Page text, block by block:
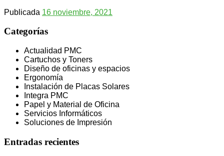
Publicada 16 noviembre, 2021
Categorías
Actualidad PMC
Cartuchos y Toners
Diseño de oficinas y espacios
Ergonomía
Instalación de Placas Solares
Integra PMC
Papel y Material de Oficina
Servicios Informáticos
Soluciones de Impresión
Entradas recientes